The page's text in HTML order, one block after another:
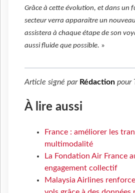
Grâce à cette évolution, et dans un
secteur verra apparaitre un
assistera à chaque étape de son
aussi fluide que possible. »
Article signé par Rédaction pour
À lire aussi
France : améliorer les
multimodalité
La Fondation Air France
engagement collectif
Malaysia Airlines